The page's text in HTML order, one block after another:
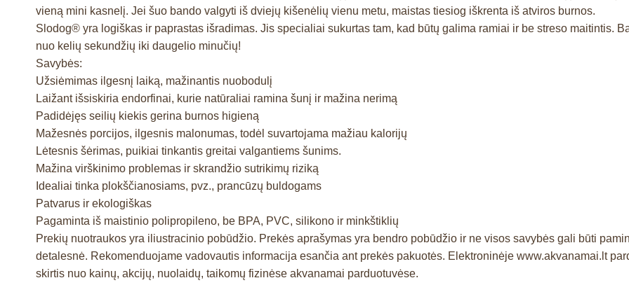
vieną mini kasnelį. Jei šuo bando valgyti iš dviejų kišenėlių vienu metu, maistas tiesiog iškrenta iš atviros burnos.
Slodog® yra logiškas ir paprastas išradimas. Jis specialiai sukurtas tam, kad būtų galima ramiai ir be streso maitintis.
nuo kelių sekundžių iki daugelio minučių!
Savybės:
Užsiėmimas ilgesnį laiką, mažinantis nuobodulį
Laižant išsiskiria endorfinai, kurie natūraliai ramina šunį ir mažina nerimą
Padidėjęs seilių kiekis gerina burnos higieną
Mažesnės porcijos, ilgesnis malonumas, todėl suvartojama mažiau kalorijų
Lėtesnis šėrimas, puikiai tinkantis greitai valgantiems šunims.
Mažina virškinimo problemas ir skrandžio sutrikimų riziką
Idealiai tinka plokščianosiams, pvz., prancūzų buldogams
Patvarus ir ekologiškas
Pagaminta iš maistinio polipropileno, be BPA, PVC, silikono ir minkštiklių
Prekių nuotraukos yra iliustracinio pobūdžio. Prekės aprašymas yra bendro pobūdžio ir ne visos savybės gali būti
detalesnė. Rekomenduojame vadovautis informacija esančia ant prekės pakuotės. Elektroninėje www.akvanamai.lt
skirtis nuo kainų, akcijų, nuolaidų, taikomų fizinėse akvanamai parduotuvėse.